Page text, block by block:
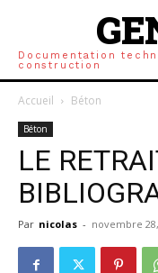
Documentation
construction
Accueil Béton
Béton
LE
Par nicolas - novembre